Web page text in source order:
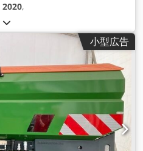
2020,
小型広告